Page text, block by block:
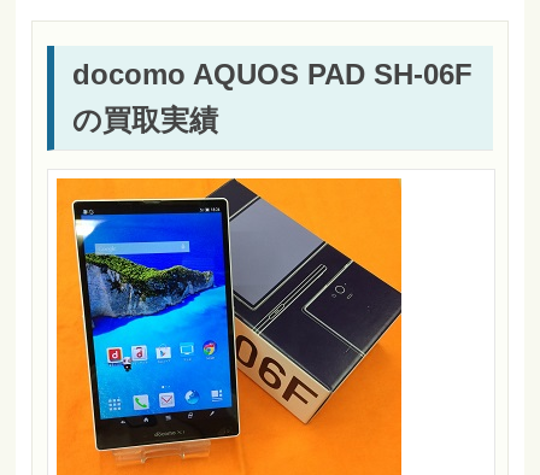
docomo AQUOS PAD SH-06F
の買取実績